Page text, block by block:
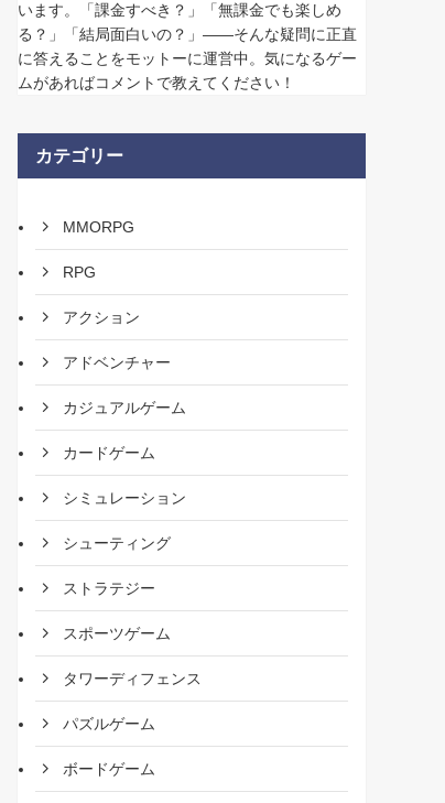
います。「課金すべき？」「無課金でも楽しめ
る？」「結局面白いの？」——そんな疑問に正直
に答えることをモットーに運営中。気になるゲー
ムがあればコメントで教えてください！
カテゴリー
MMORPG
RPG
アクション
アドベンチャー
カジュアルゲーム
カードゲーム
シミュレーション
シューティング
ストラテジー
スポーツゲーム
タワーディフェンス
パズルゲーム
ボードゲーム